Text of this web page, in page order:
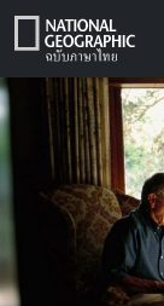
Skip